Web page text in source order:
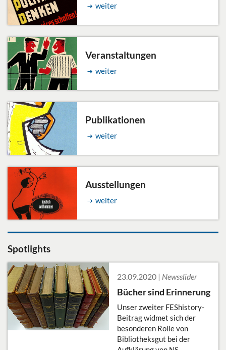
weiter
Veranstaltungen
weiter
Publikationen
weiter
Ausstellungen
weiter
Spotlights
23.09.2020 | Newsslider
Bücher sind Erinnerung
Unser zweiter FEShistory-
Beitrag widmet sich der
besonderen Rolle von
Bibliotheksgut bei der